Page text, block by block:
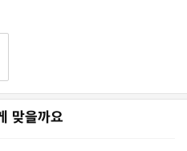
맞을까요